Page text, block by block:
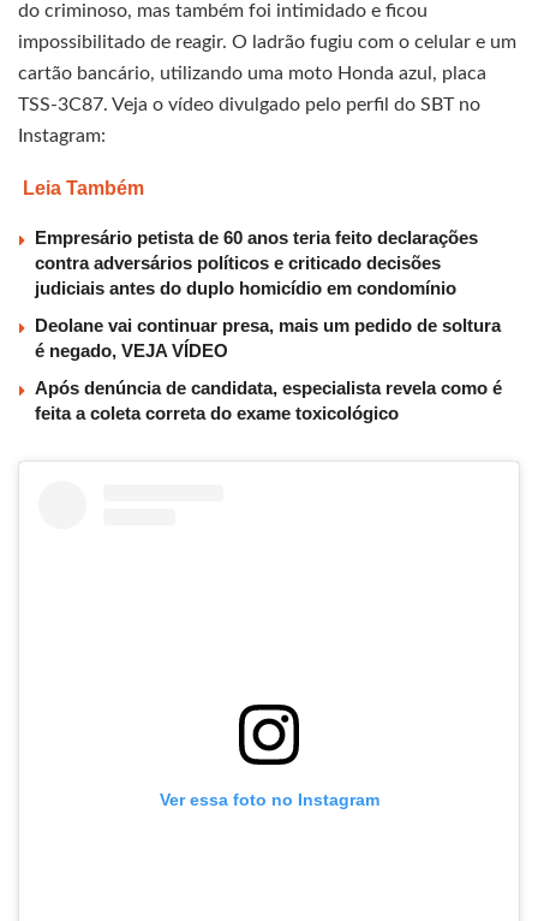
do criminoso, mas também foi intimidado e ficou
impossibilitado de reagir. O ladrão fugiu com o celular e um
cartão bancário, utilizando uma moto Honda azul, placa
TSS-3C87. Veja o vídeo divulgado pelo perfil do SBT no
Instagram:
Leia Também
Empresário petista de 60 anos teria feito declarações
contra adversários políticos e criticado decisões
judiciais antes do duplo homicídio em condomínio
Deolane vai continuar presa, mais um pedido de soltura
é negado, VEJA VÍDEO
Após denúncia de candidata, especialista revela como é
feita a coleta correta do exame toxicológico
Ver essa foto no Instagram